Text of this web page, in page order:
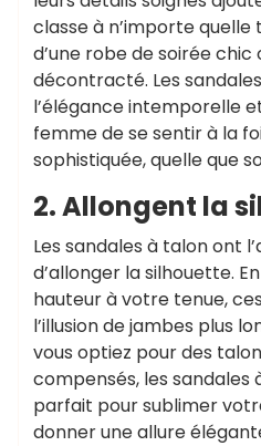
classe à n’importe quelle
d’une robe de soirée chic
décontracté. Les
l’élégance intemporelle
femme de se sentir à la
sophistiquée, quelle que
2. Allongent la
Les sandales à talon ont
d’allonger la silhouette.
hauteur à votre tenue,
l’illusion de jambes plus
vous optiez pour des
compensés, les sandales
parfait pour sublimer
donner une allure